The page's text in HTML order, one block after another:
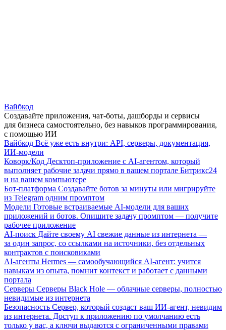
Вайбкод
Создавайте приложения, чат-боты, дашборды и сервисы
для бизнеса самостоятельно, без навыков программирования,
с помощью ИИ
Вайбкод Всё уже есть внутри: API, серверы, документация,
ИИ-модели
Коворк/Код Десктоп-приложение с AI-агентом, который
выполняет рабочие задачи прямо в вашем портале Битрикс24
и на вашем компьютере
Бот-платформа Создавайте ботов за минуты или мигрируйте
из Telegram одним промптом
Модели Готовые встраиваемые AI-модели для ваших
приложений и ботов. Опишите задачу промптом — получите
рабочее приложение
AI-поиск Дайте своему AI свежие данные из интернета —
за один запрос, со ссылками на источники, без отдельных
контрактов с поисковиками
AI-агенты Hermes — самообучающийся AI-агент: учится
навыкам из опыта, помнит контекст и работает с данными
портала
Серверы Серверы Black Hole — облачные серверы, полностью
невидимые из интернета
Безопасность Сервер, который создаст ваш ИИ-агент, невидим
из интернета. Доступ к приложению по умолчанию есть
только у вас, а ключи выдаются с ограниченными правами